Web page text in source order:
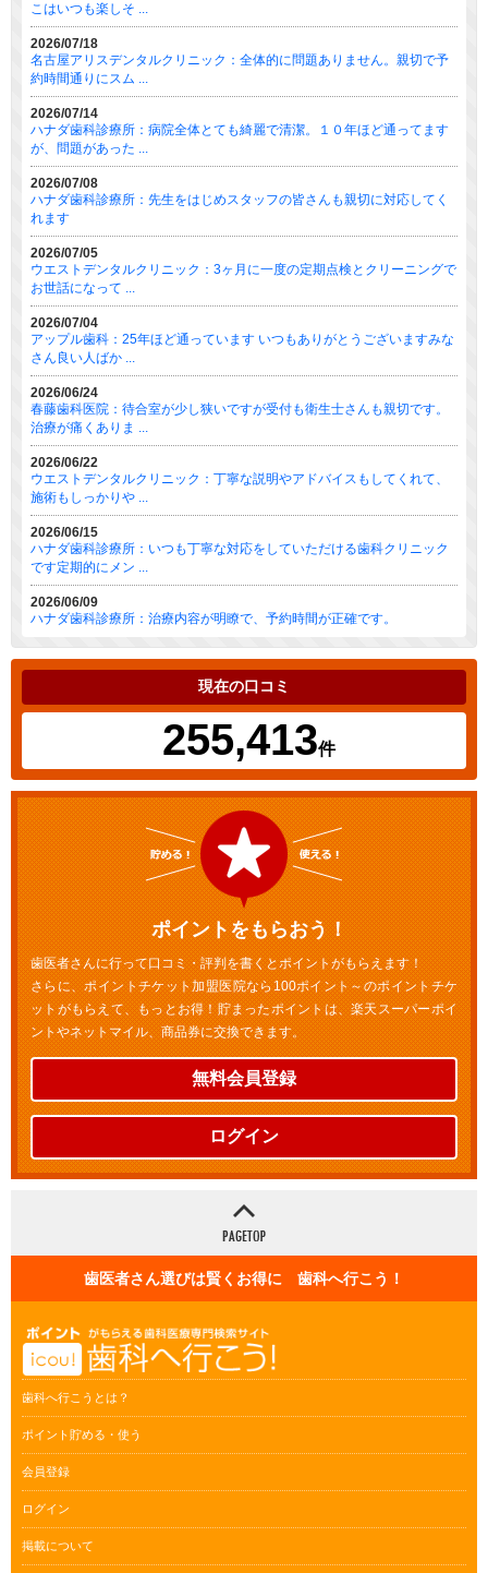
こはいつも楽しそ ...
2026/07/18
名古屋アリスデンタルクリニック：全体的に問題ありません。親切で予
約時間通りにスム ...
2026/07/14
ハナダ歯科診療所：病院全体とても綺麗で清潔。１０年ほど通ってます
が、問題があった ...
2026/07/08
ハナダ歯科診療所：先生をはじめスタッフの皆さんも親切に対応してく
れます
2026/07/05
ウエストデンタルクリニック：3ヶ月に一度の定期点検とクリーニングで
お世話になって ...
2026/07/04
アップル歯科：25年ほど通っています いつもありがとうございますみな
さん良い人ばか ...
2026/06/24
春藤歯科医院：待合室が少し狭いですが受付も衛生士さんも親切です。
治療が痛くありま ...
2026/06/22
ウエストデンタルクリニック：丁寧な説明やアドバイスもしてくれて、
施術もしっかりや ...
2026/06/15
ハナダ歯科診療所：いつも丁寧な対応をしていただける歯科クリニック
です定期的にメン ...
2026/06/09
ハナダ歯科診療所：治療内容が明瞭で、予約時間が正確です。
現在の口コミ
255,413件
ポイントをもらおう！
歯医者さんに行って口コミ・評判を書くとポイントがもらえます！
さらに、ポイントチケット加盟医院なら100ポイント～のポイントチケ
ットがもらえて、もっとお得！貯まったポイントは、楽天スーパーポイ
ントやネットマイル、商品券に交換できます。
無料会員登録
ログイン
歯医者さん選びは賢くお得に 歯科へ行こう！
歯科へ行こうとは？
ポイント貯める・使う
会員登録
ログイン
掲載について